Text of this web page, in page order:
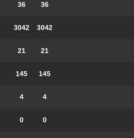
36
36
3042
3042
21
21
145
145
4
4
0
0